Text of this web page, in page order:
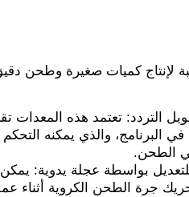
لإنتاج كميات صغيرة وطحن
التردد: تعتمد هذه المعدات
والذي يمكنه
الطحن.
بواسطة عجلة يدوية:
جرة الطحن الكروية أثناء